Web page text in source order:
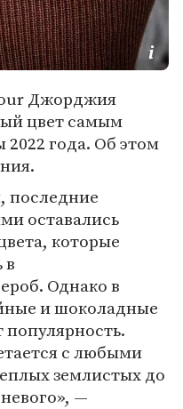
Джорджия
цвет самым
года. Об этом
последние
оставались
которые
в
Однако в
и шоколадные
с любыми
землистых до
—